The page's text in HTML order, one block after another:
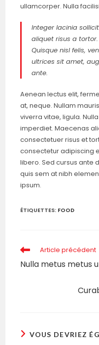
ullamcorper. Nulla
Integer lacinia
aliquet risus a
Quisque nisl felis,
ultrices sit amet,
ante.
Aenean lectus elit,
at, neque. Nullam
viverra vitae, ligula.
imperdiet. Maecenas
consectetuer risus et
consectetur adipiscing
libero. Sed cursus ante
quis sem at nibh
ipsum.
ÉTIQUETTES: FOOD
Read
articles
Article précédent
Nulla metus metus
VOUS DEVRIEZ